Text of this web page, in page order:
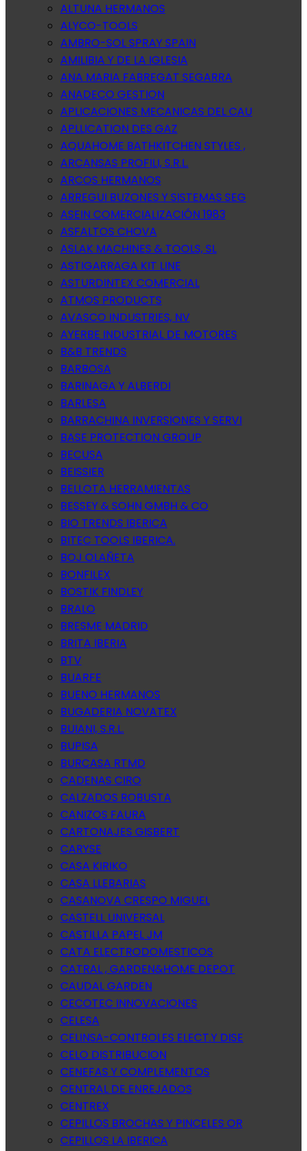
ALTUNA HERMANOS
ALYCO-TOOLS
AMBRO-SOL SPRAY SPAIN
AMILIBIA Y DE LA IGLESIA
ANA MARIA FABREGAT SEGARRA
ANADECO GESTION
APLICACIONES MECANICAS DEL CAU
APLLICATION DES GAZ
AQUAHOME BATHKITCHEN STYLES ,
ARCANSAS PROFILI, S.R.L.
ARCOS HERMANOS
ARREGUI BUZONES Y SISTEMAS SEG
ASEIN COMERCIALIZACIÓN 1983
ASFALTOS CHOVA
ASLAK MACHINES & TOOLS, SL
ASTIGARRAGA KIT LINE
ASTURDINTEX COMERCIAL
ATMOS PRODUCTS
AVASCO INDUSTRIES, NV
AYERBE INDUSTRIAL DE MOTORES
B&B TRENDS
BARBOSA
BARINAGA Y ALBERDI
BARLESA
BARRACHINA INVERSIONES Y SERVI
BASE PROTECTION GROUP
BECUSA
BEISSIER
BELLOTA HERRAMIENTAS
BESSEY & SOHN GMBH & CO
BIO TRENDS IBERICA
BITEC TOOLS IBERICA.
BOJ OLAÑETA
BONFILEX
BOSTIK FINDLEY
BRALO
BRESME MADRID
BRITA IBERIA
BTV
BUARFE
BUENO HERMANOS
BUGADERIA NOVATEX
BUIANI, S.R.L.
BUPISA
BURCASA RTMD
CADENAS CIRO
CALZADOS ROBUSTA
CANIZOS FAURA
CARTONAJES GISBERT
CARYSE
CASA KIRIKO
CASA LLEBARIAS
CASANOVA CRESPO MIGUEL
CASTELL UNIVERSAL
CASTILLA PAPEL JM
CATA ELECTRODOMESTICOS
CATRAL , GARDEN&HOME DEPOT
CAUDAL GARDEN
CECOTEC INNOVACIONES
CELESA
CELINSA-CONTROLES ELECT.Y DISE
CELO DISTRIBUCION
CENEFAS Y COMPLEMENTOS
CENTRAL DE ENREJADOS
CENTREX
CEPILLOS BROCHAS Y PINCELES OR
CEPILLOS LA IBERICA